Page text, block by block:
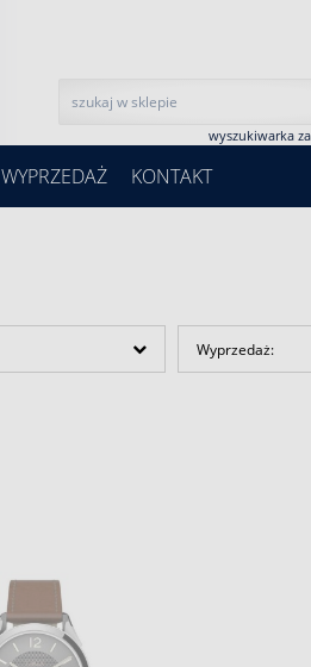
wyszukiwarka
WYPRZEDAŻ KONTAKT
Wyprzedaż: